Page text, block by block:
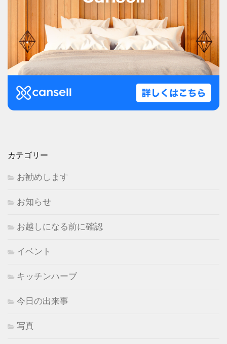
カテゴリー
お勧めします
お知らせ
お越しになる前に確認
イベント
キッチンハーブ
今日の出来事
写真